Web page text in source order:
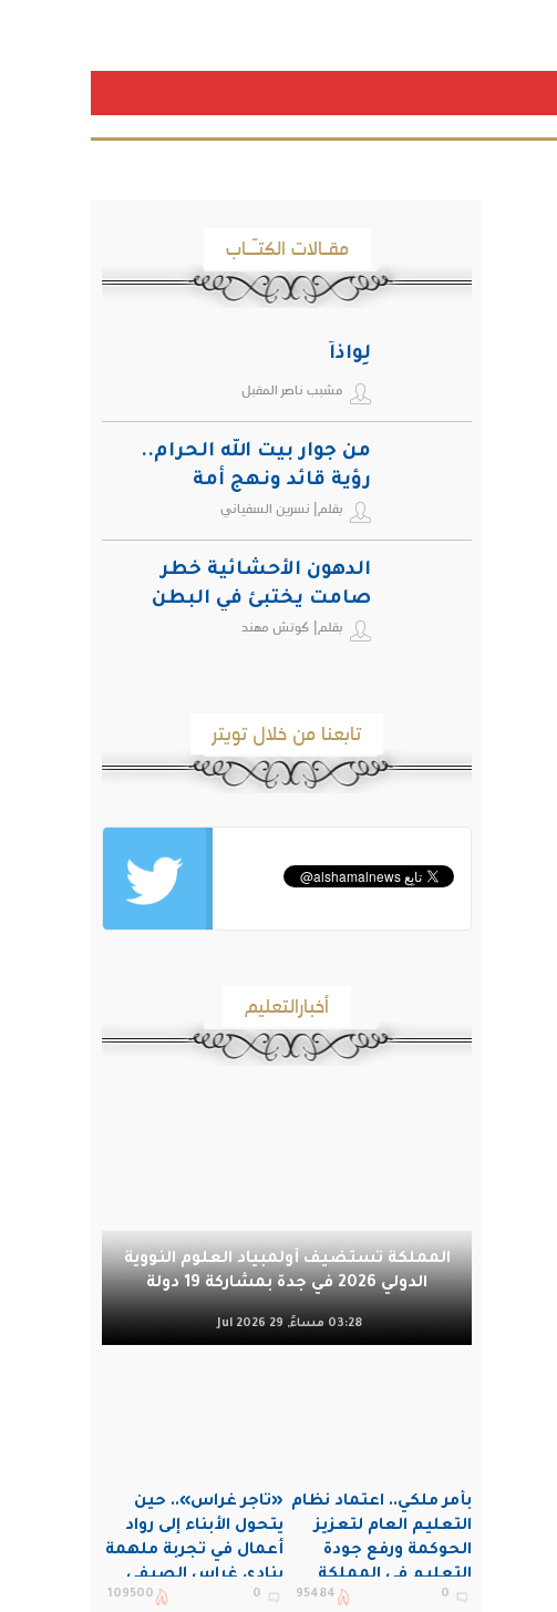
مقـالات الكتـّـاب
لِواذاً
مشبب ناصر المقبل
من جوار بيت الله الحرام..
رؤية قائد ونهج أمة
بقلم| نسرين السفياني
الدهون الأحشائية خطر
صامت يختبئ في البطن
ويهدد صحة الإنسان
بقلم| كوتش مهند
تابعنا من خلال تويتر
أخبارالتعليم
المملكة تستضيف أولمبياد العلوم النووية
الدولي 2026 في جدة بمشاركة 19 دولة
03:28 مساءً, 29 Jul 2026
بأمر ملكي.. اعتماد نظام
التعليم العام لتعزيز
الحوكمة ورفع جودة
التعليم في المملكة
0
95484
«تاجر غراس».. حين
يتحول الأبناء إلى رواد
أعمال في تجربة ملهمة
بنادي غراس الصيفي
بالجبيل
0
109500